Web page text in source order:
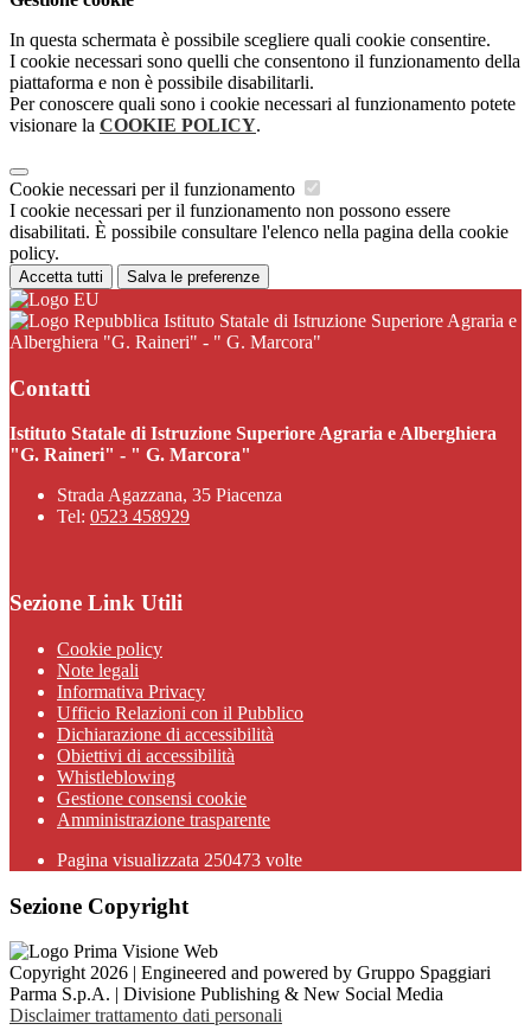
In questa schermata è possibile scegliere quali cookie consentire.
I cookie necessari sono quelli che consentono il funzionamento della
piattaforma e non è possibile disabilitarli.
Per conoscere quali sono i cookie necessari al funzionamento potete
visionare la COOKIE POLICY.
Cookie necessari per il funzionamento
I cookie necessari per il funzionamento non possono essere
disabilitati. È possibile consultare l'elenco nella pagina della cookie
policy.
Accetta tutti Salva le preferenze
Istituto Statale di Istruzione Superiore Agraria e
Alberghiera "G. Raineri" - " G. Marcora"
Contatti
Istituto Statale di Istruzione Superiore Agraria e Alberghiera
"G. Raineri" - " G. Marcora"
Strada Agazzana, 35 Piacenza
Tel: 0523 458929
Sezione Link Utili
Cookie policy
Note legali
Informativa Privacy
Ufficio Relazioni con il Pubblico
Dichiarazione di accessibilità
Obiettivi di accessibilità
Whistleblowing
Gestione consensi cookie
Amministrazione trasparente
Pagina visualizzata 250473 volte
Sezione Copyright
Copyright 2026 | Engineered and powered by Gruppo Spaggiari
Parma S.p.A. | Divisione Publishing & New Social Media
Disclaimer trattamento dati personali